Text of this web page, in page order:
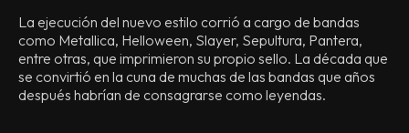
La ejecución del nuevo estilo corrió a cargo de bandas
como Metallica, Helloween, Slayer, Sepultura, Pantera,
entre otras, que imprimieron su propio sello. La década que
se convirtió en la cuna de muchas de las bandas que años
después habrían de consagrarse como leyendas.